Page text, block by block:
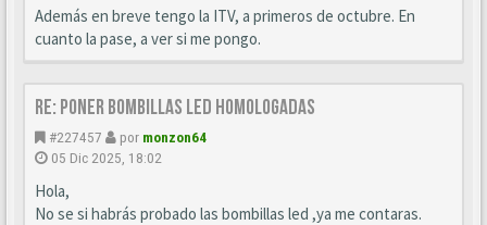
Además en breve tengo la ITV, a primeros de octubre. En
cuanto la pase, a ver si me pongo.
Re: Poner bombillas led homologadas
#227457 por monzon64
05 Dic 2025, 18:02
Hola,
No se si habrás probado las bombillas led ,ya me contaras.